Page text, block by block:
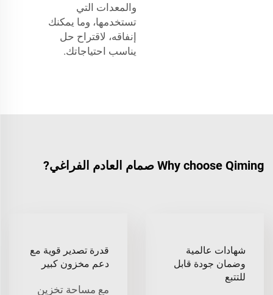
والمعدات التي
تستخدمها، وما يمكنك
إنفاقه، لاقتراح حل
يناسب احتياجاتك.
Why choose Qiming صمام العادم الفراغي?
شهادات عالمية
وضمان جودة قابل
للتتبع
قدرة تصدير قوية مع
دعم مخزون كبير
مع مساحة تخزين